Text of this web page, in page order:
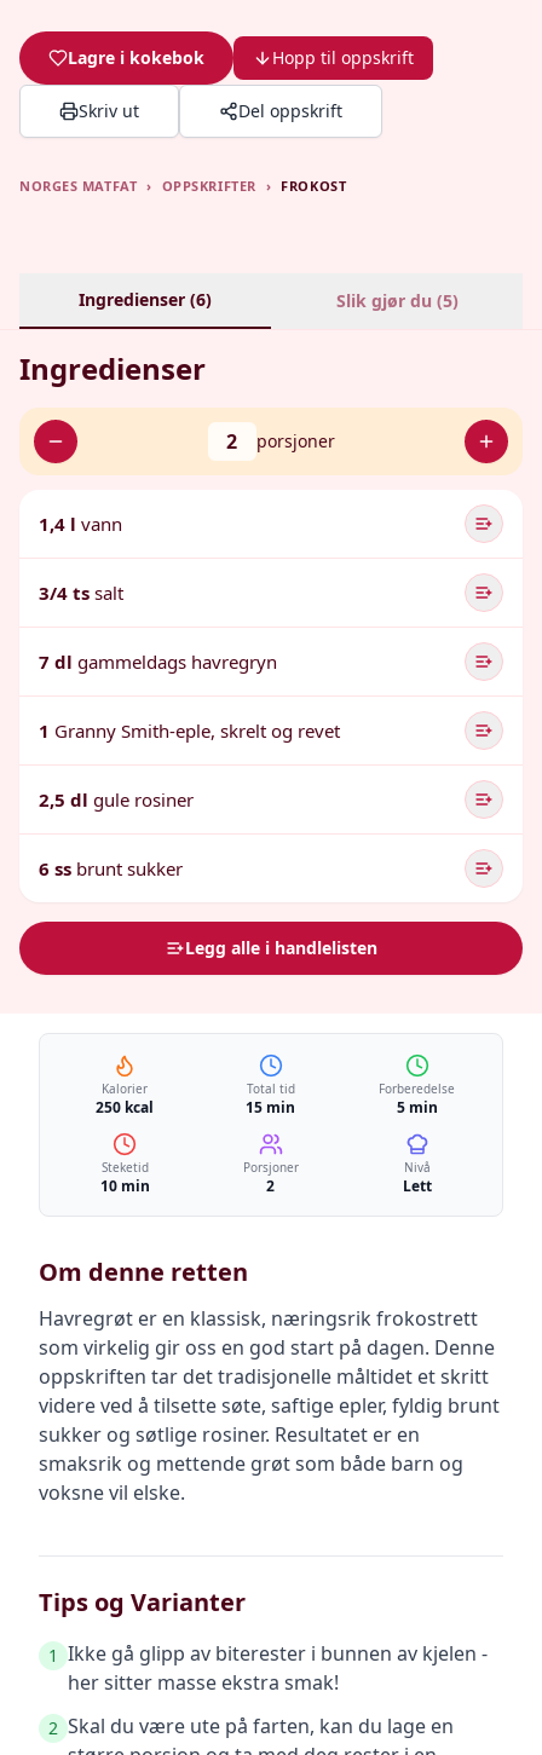
Lagre i kokebok Hopp til oppskrift
Skriv ut Del oppskrift
NORGES MATFAT › OPPSKRIFTER › FROKOST
Ingredienser (6) Slik gjør du (5)
Ingredienser
2 porsjoner
1,4 l vann
3/4 ts salt
7 dl gammeldags havregryn
1 Granny Smith-eple, skrelt og revet
2,5 dl gule rosiner
6 ss brunt sukker
Legg alle i handlelisten
Kalorier
250 kcal
Total tid
15 min
Forberedelse
5 min
Steketid
10 min
Porsjoner
2
Nivå
Lett
Om denne retten
Havregrøt er en klassisk, næringsrik frokostrett
som virkelig gir oss en god start på dagen. Denne
oppskriften tar det tradisjonelle måltidet et skritt
videre ved å tilsette søte, saftige epler, fyldig brunt
sukker og søtlige rosiner. Resultatet er en
smaksrik og mettende grøt som både barn og
voksne vil elske.
Tips og Varianter
1 Ikke gå glipp av biterester i bunnen av kjelen -
her sitter masse ekstra smak!
2 Skal du være ute på farten, kan du lage en